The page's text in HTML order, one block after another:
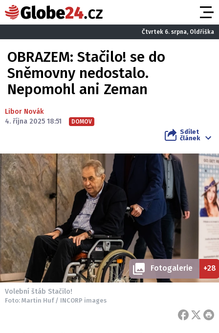
Čtvrtek 6. srpna, Oldřiška
OBRAZEM: Stačilo! se do
Sněmovny nedostalo.
Nepomohl ani Zeman
Libor Novák
4. října 2025 18:51
DOMOV
Sdílet
článek
Fotogalerie +28
Volební štáb Stačilo!
Foto: Martin Huf / INCORP images